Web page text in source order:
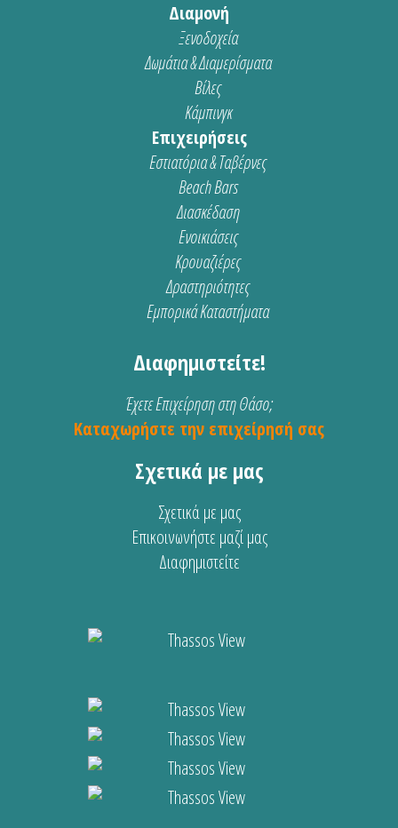
Διαμονή
Ξενοδοχεία
Δωμάτια & Διαμερίσματα
Βίλες
Κάμπινγκ
Επιχειρήσεις
Εστιατόρια & Ταβέρνες
Beach Bars
Διασκέδαση
Ενοικιάσεις
Κρουαζιέρες
Δραστηριότητες
Εμπορικά Καταστήματα
Διαφημιστείτε!
Έχετε Επιχείρηση στη Θάσο;
Καταχωρήστε την επιχείρησή σας
Σχετικά με μας
Σχετικά με μας
Επικοινωνήστε μαζί μας
Διαφημιστείτε